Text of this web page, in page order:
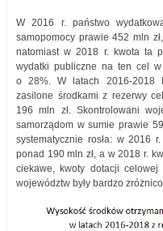
W 2016 r. państwo
samopomocy prawie 452 mln
natomiast w 2018 r. kwota ta
wydatki publiczne na ten cel
o 28%. W latach 2016-2018
zasilone środkami z rezerwy
196 mln zł. Skontrolowani
samorządom w sumie prawie
systematycznie rosła: w 2016
ponad 190 mln zł, a w 2018 r.
ciekawe, kwoty dotacji
województw były bardzo